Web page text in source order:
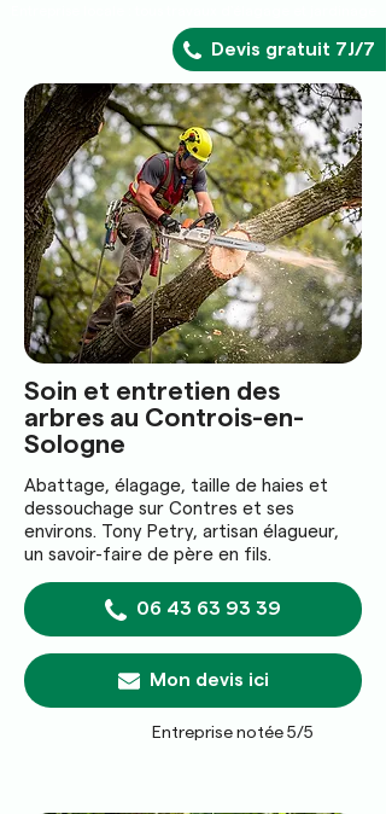
Devis gratuit 7J/7
Soin et entretien des
arbres au Controis-en-
Sologne
Abattage, élagage, taille de haies et
dessouchage sur Contres et ses
environs. Tony Petry, artisan élagueur,
un savoir-faire de père en fils.
06 43 63 93 39
Mon devis ici
Entreprise notée 5/5